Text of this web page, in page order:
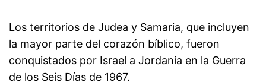
Los territorios de Judea y Samaria, que incluyen
la mayor parte del corazón bíblico, fueron
conquistados por Israel a Jordania en la Guerra
de los Seis Días de 1967.